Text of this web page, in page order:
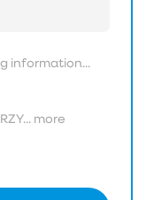
information...
more